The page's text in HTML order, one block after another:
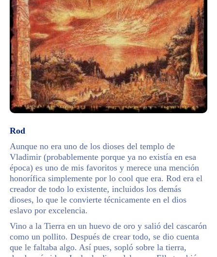
Rod
Aunque no era uno de los dioses del templo de
Vladimir (probablemente porque ya no existía en esa
época) es uno de mis favoritos y merece una mención
honorífica simplemente por lo cool que era. Rod era el
creador de todo lo existente, incluidos los demás
dioses, lo que le convierte técnicamente en el dios
eslavo por excelencia.
Vino a la Tierra en un huevo de oro y salió del cascarón
como un pollito. Después de crear todo, se dio cuenta
que le faltaba algo. Así pues, sopló sobre la tierra,